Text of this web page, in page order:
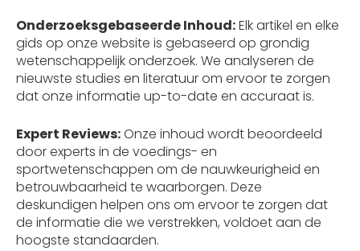
Onderzoeksgebaseerde Inhoud:Elk artikel en elke
gids op onze website is gebaseerd op grondig
wetenschappelijk onderzoek. We analyseren de
nieuwste studies en literatuur om ervoor te zorgen
dat onze informatie up-to-date en accuraat is.
Expert Reviews:Onze inhoud wordt beoordeeld
door experts in de voedings- en
sportwetenschappen om de nauwkeurigheid en
betrouwbaarheid te waarborgen. Deze
deskundigen helpen ons om ervoor te zorgen dat
de informatie die we verstrekken, voldoet aan de
hoogste standaarden.